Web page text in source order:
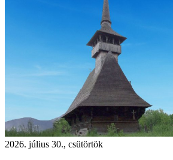
2026. július 30., csütörtök